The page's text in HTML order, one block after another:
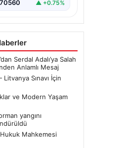
▲ +0.75%
Serdal Adalı’ya Salah
Anlamlı Mesaj
Sınavı İçin
ve Modern Yaşam
yangını
Mahkemesi